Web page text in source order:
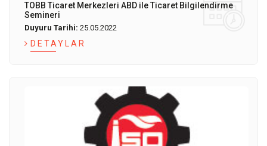
TOBB Ticaret Merkezleri ABD ile Ticaret Bilgilendirme
Semineri
Duyuru Tarihi: 25.05.2022
DETAYLAR